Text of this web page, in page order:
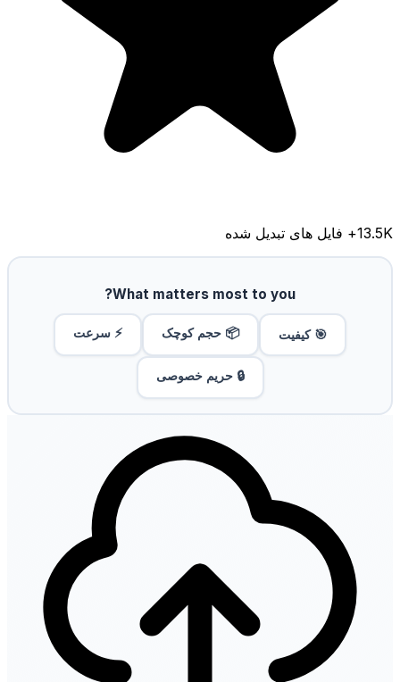
13.5K+ فایل های تبدیل شده
What matters most to you?
🎯 کیفیت 📦 حجم کوچک ⚡ سرعت
🔒 حریم خصوصی